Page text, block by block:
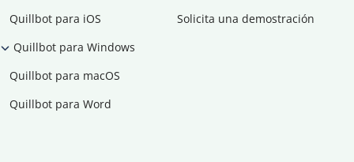
Quillbot para iOS
Quillbot para Windows
Quillbot para macOS
Quillbot para Word
Solicita una demostración